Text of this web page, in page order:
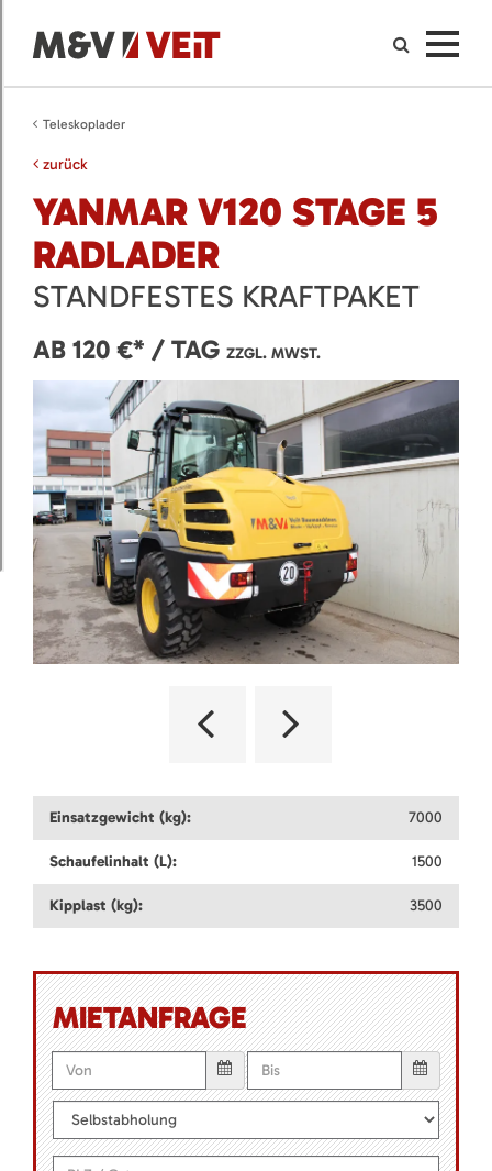
Teleskoplader
zurück
YANMAR V120 STAGE 5
RADLADER
STANDFESTES KRAFTPAKET
AB 120 €* / TAG ZZGL. MWST.
Einsatzgewicht (kg): 7000
Schaufelinhalt (L): 1500
Kipplast (kg): 3500
MIETANFRAGE